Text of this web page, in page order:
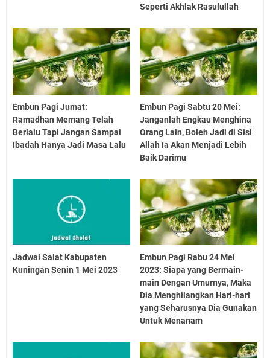
Seperti Akhlak Rasulullah
Embun Pagi Jumat:
Ramadhan Memang Telah
Berlalu Tapi Jangan Sampai
Ibadah Hanya Jadi Masa Lalu
Embun Pagi Sabtu 20 Mei:
Janganlah Engkau Menghina
Orang Lain, Boleh Jadi di Sisi
Allah Ia Akan Menjadi Lebih
Baik Darimu
Jadwal Salat Kabupaten
Kuningan Senin 1 Mei 2023
Embun Pagi Rabu 24 Mei
2023: Siapa yang Bermain-
main Dengan Umurnya, Maka
Dia Menghilangkan Hari-hari
yang Seharusnya Dia Gunakan
Untuk Menanam